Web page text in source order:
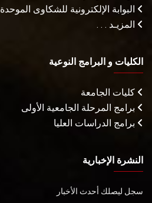
البوابة الإلكترونية للشكاوى الموحدة
المزيـد . . .
الكليات و البرامج النوعية
كليات الجامعة
برامج المرحلة الجامعية الأولى
برامج الدراسات العليا
النشرة الإخبارية
سجل ليصلك أحدث الأخبار